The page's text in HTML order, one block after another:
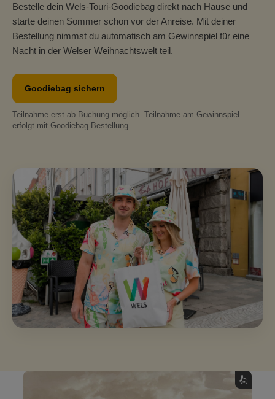
Bestelle dein Wels-Touri-Goodiebag direkt nach Hause und
starte deinen Sommer schon vor der Anreise. Mit deiner
Bestellung nimmst du automatisch am Gewinnspiel für eine
Nacht in der Welser Weihnachtswelt teil.
Goodiebag sichern
Teilnahme erst ab Buchung möglich. Teilnahme am Gewinnspiel
erfolgt mit Goodiebag-Bestellung.